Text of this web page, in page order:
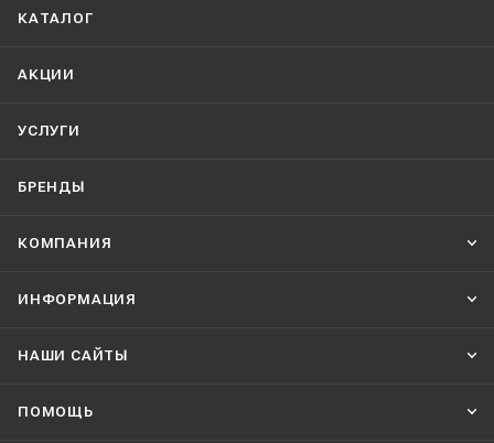
КАТАЛОГ
АКЦИИ
УСЛУГИ
БРЕНДЫ
КОМПАНИЯ
ИНФОРМАЦИЯ
НАШИ CАЙТЫ
ПОМОЩЬ